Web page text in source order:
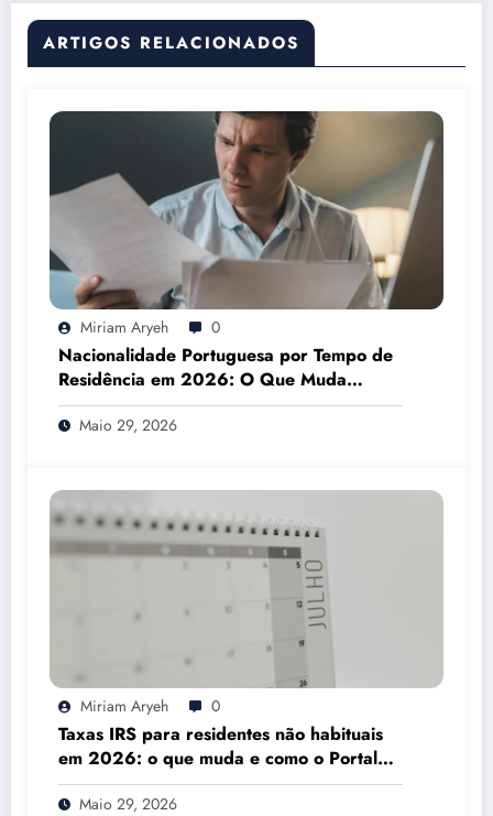
ARTIGOS RELACIONADOS
Miriam Aryeh 0
Nacionalidade Portuguesa por Tempo de
Residência em 2026: O Que Muda
Mesmo
Maio 29, 2026
Miriam Aryeh 0
Taxas IRS para residentes não habituais
em 2026: o que muda e como o Portal
das Finanças pode ajudar
Maio 29, 2026